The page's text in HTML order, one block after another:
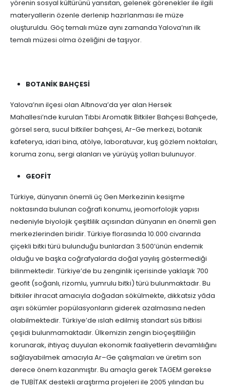
yörenin sosyal kültürünü yansıtan, gelenek görenekler ile ilgili
materyallerin özenle derlenip hazırlanması ile müze
oluşturuldu. Göç temalı müze aynı zamanda Yalova’nın ilk
temalı müzesi olma özeliğini de taşıyor.
BOTANİK BAHÇESİ
Yalova’nın ilçesi olan Altınova’da yer alan Hersek
Mahallesi’nde kurulan Tıbbi Aromatik Bitkiler Bahçesi Bahçede,
görsel sera, sucul bitkiler bahçesi, Ar-Ge merkezi, botanik
kafeterya, idari bina, atölye, laboratuvar, kuş gözlem noktaları,
koruma zonu, sergi alanları ve yürüyüş yolları bulunuyor.
GEOFİT
Türkiye, dünyanın önemli üç Gen Merkezinin kesişme
noktasında bulunan coğrafi konumu, jeomorfolojik yapısı
nedeniyle biyolojik çeşitlilik açısından dünyanın en önemli gen
merkezlerinden biridir. Türkiye florasında 10.000 civarında
çiçekli bitki türü bulunduğu bunlardan 3.500’ünün endemik
olduğu ve başka coğrafyalarda doğal yayılış göstermediği
bilinmektedir. Türkiye’de bu zenginlik içerisinde yaklaşık 700
geofit (soğanlı, rizomlu, yumrulu bitki) türü bulunmaktadır. Bu
bitkiler ihracat amacıyla doğadan sökülmekte, dikkatsiz yâda
aşırı sökümler popülasyonların giderek azalmasına neden
olabilmektedir. Türkiye’de ıslah edilmiş standart süs bitkisi
çeşidi bulunmamaktadır. Ülkemizin zengin bioçeşitliliğin
korunarak, ihtiyaç duyulan ekonomik faaliyetlerin devamlılığını
sağlayabilmek amacıyla Ar–Ge çalışmaları ve üretim son
derece önem kazanmıştır. Bu amaçla gerek TAGEM gerekse
de TUBİTAK destekli araştırma projeleri ile 2005 yılından bu